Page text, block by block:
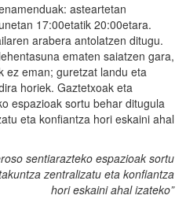
asteartetan
17:00etatik 20:00etara.
arabera antolatzen ditugu.
ematen saiatzen gara,
ez eman; guretzat landu eta
horiek. Gaztetxoak eta
espazioak sortu behar ditugula
eta konfiantza hori eskaini ahal
sentiarazteko espazioak sortu
zentralizatu eta konfiantza
hori eskaini ahal izateko”